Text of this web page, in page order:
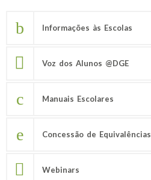
Informações às Escolas
Voz dos Alunos @DGE
Manuais Escolares
Concessão de Equivalências
Webinars